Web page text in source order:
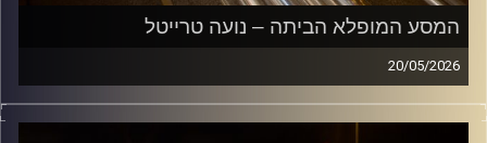
המסע המופלא הביתה – נועה טרייטל
20/05/2026
מוזיקה שתלווה אותנו אחרי יום עבודה ארוך ותחזיר אותנו
הביתה בשלום עם נועה טרייטל